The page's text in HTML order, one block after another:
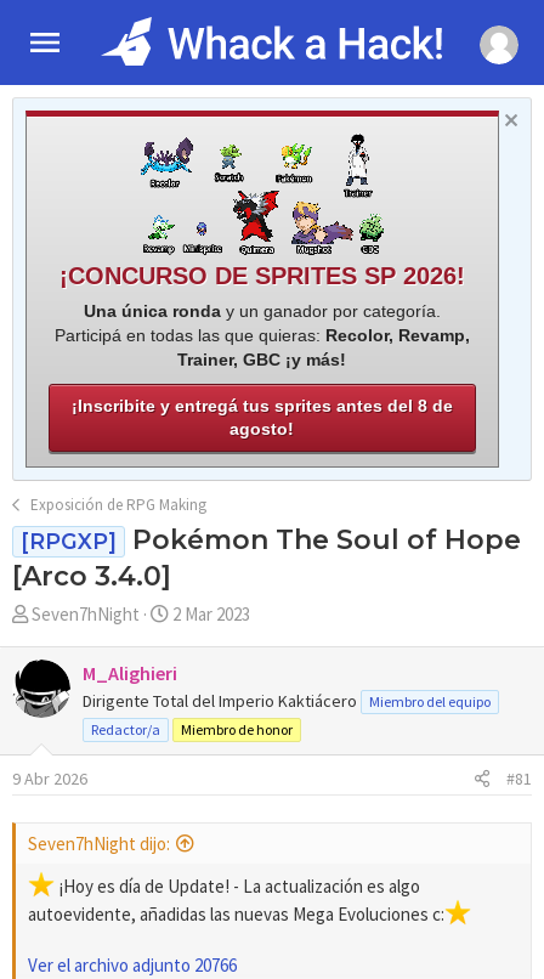
¡CONCURSO DE SPRITES SP 2026!
Una única ronday un ganador por categoría.
Participá en todas las que quieras: Recolor, Revamp,
Trainer, GBC ¡y más!
¡Inscribite y entregá tus sprites antes del 8 de
agosto!
Exposición de RPG Making
[RPGXP]
Pokémon The Soul of Hope
[Arco 3.4.0]
A
t
o
r
Seven7hNight
F
c
a
d
i
o
2 Mar 2023
M_Alighieri
Dirigente Total del Imperio Kaktiácero
Miembro del equipo
Redactor/a
Miembro de honor
9 Abr 2026 #81
Seven7hNight dijo:
¡Hoy es día de Update! - La actualización es algo
autoevidente, añadidas las nuevas Mega Evoluciones c:
Ver el archivo adjunto 20766